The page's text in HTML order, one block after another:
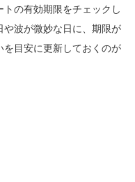
の有効期限をチェックし
や波が微妙な日に、期限が
を目安に更新しておくのが